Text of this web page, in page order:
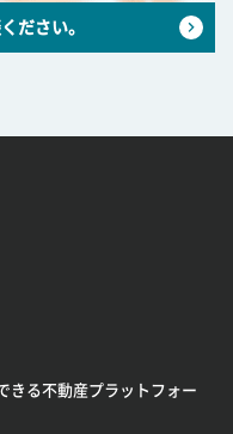
ださい。
きる不動産プラットフォー